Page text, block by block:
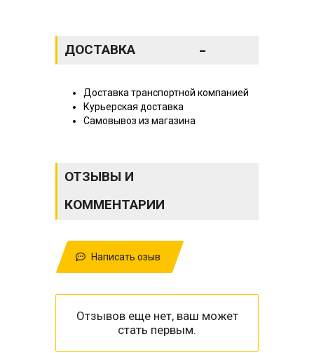
ДОСТАВКА -
Доставка транспортной компанией
Курьерская доставка
Самовывоз из магазина
ОТЗЫВЫ И
КОММЕНТАРИИ
Написать озыв
Отзывов еще нет, ваш может
стать первым.